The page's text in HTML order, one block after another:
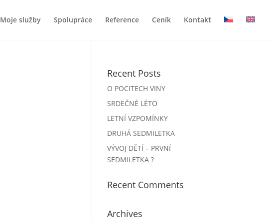
Moje služby Spolupráce Reference Ceník Kontakt
Recent Posts
O POCITECH VINY
SRDEČNÉ LÉTO
LETNÍ VZPOMÍNKY
DRUHÁ SEDMILETKA
VÝVOJ DĚTÍ – PRVNÍ
SEDMILETKA ?
Recent Comments
Archives